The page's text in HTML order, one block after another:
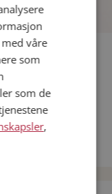
,Mortenw
våre
som
som de
,